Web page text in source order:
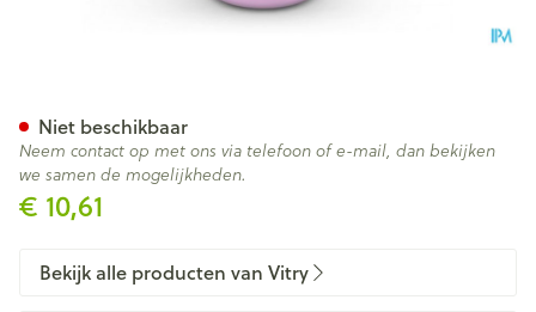
€ 10,61
Niet beschikbaar
Neem contact op met ons via telefoon of e-mail, dan bekijken
we samen de mogelijkheden.
Bekijk alle producten van Vitry